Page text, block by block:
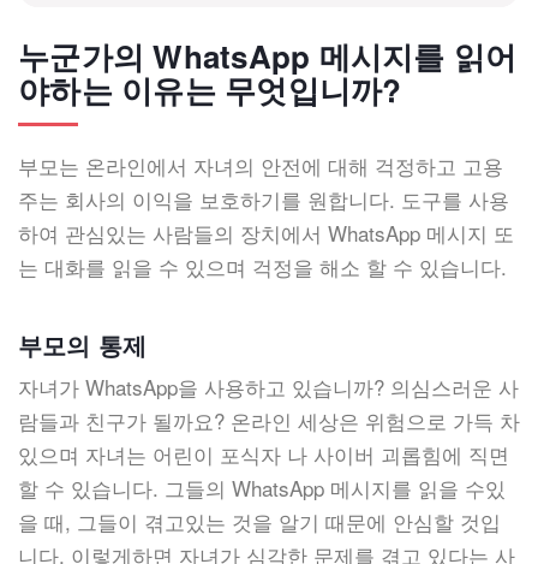
누군가의 WhatsApp 메시지를 읽어
야하는 이유는 무엇입니까?
부모는 온라인에서 자녀의 안전에 대해 걱정하고 고용
주는 회사의 이익을 보호하기를 원합니다. 도구를 사용
하여 관심있는 사람들의 장치에서 WhatsApp 메시지 또
는 대화를 읽을 수 있으며 걱정을 해소 할 수 있습니다.
부모의 통제
자녀가 WhatsApp을 사용하고 있습니까? 의심스러운 사
람들과 친구가 될까요? 온라인 세상은 위험으로 가득 차
있으며 자녀는 어린이 포식자 나 사이버 괴롭힘에 직면
할 수 있습니다. 그들의 WhatsApp 메시지를 읽을 수있
을 때, 그들이 겪고있는 것을 알기 때문에 안심할 것입
니다. 이렇게하면 자녀가 심각한 문제를 겪고 있다는 사